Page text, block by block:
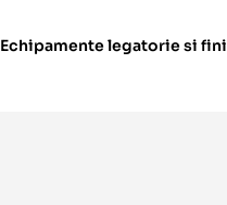
Echipamente legatorie si